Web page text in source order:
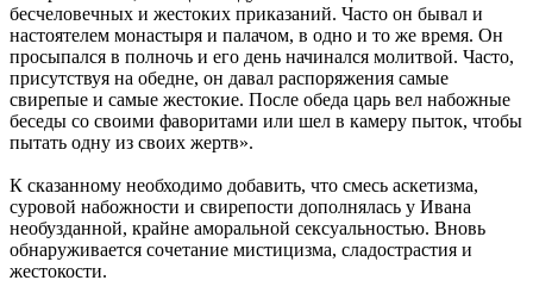
бесчеловечных и жестоких приказаний. Часто он бывал и
настоятелем монастыря и палачом, в одно и то же время. Он
просыпался в полночь и его день начинался молитвой. Часто,
присутствуя на обедне, он давал распоряжения самые
свирепые и самые жестокие. После обеда царь вел набожные
беседы со своими фаворитами или шел в камеру пыток, чтобы
пытать одну из своих жертв».
К сказанному необходимо добавить, что смесь аскетизма,
суровой набожности и свирепости дополнялась у Ивана
необузданной, крайне аморальной сексуальностью. Вновь
обнаруживается сочетание мистицизма, сладострастия и
жестокости.